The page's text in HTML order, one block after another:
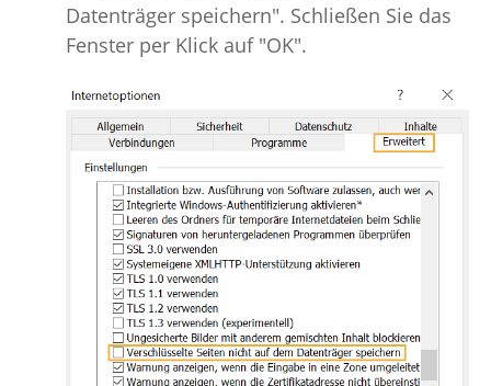
Datenträger speichern". Schließen Sie das
Fenster per Klick auf "OK".